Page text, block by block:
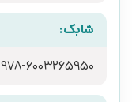
شابک:
978-6003265950